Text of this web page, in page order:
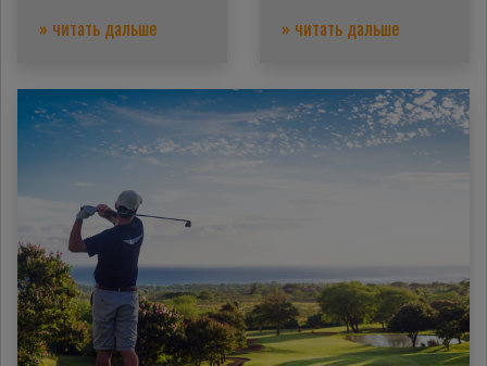
» читать дальше
» читать дальше